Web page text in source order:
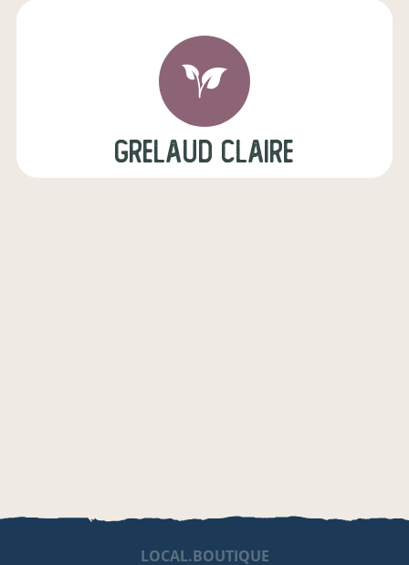
grelaud claire
LOCAL.BOUTIQUE